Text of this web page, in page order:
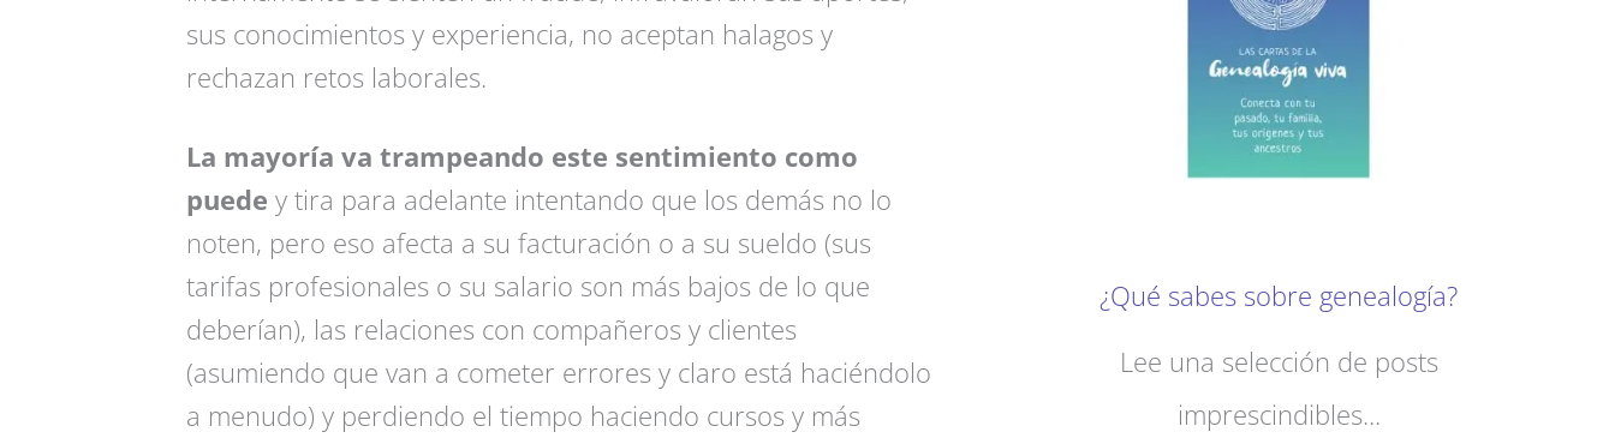
sus conocimientos y experiencia, no aceptan halagos y
rechazan retos laborales.
La mayoría va trampeando este sentimiento como
puede y tira para adelante intentando que los demás no lo
noten, pero eso afecta a su facturación o a su sueldo (sus
tarifas profesionales o su salario son más bajos de lo que
deberían), las relaciones con compañeros y clientes
(asumiendo que van a cometer errores y claro está haciéndolo
a menudo) y perdiendo el tiempo haciendo cursos y más
¿Qué sabes sobre genealogía?
Lee una selección de posts
imprescindibles...